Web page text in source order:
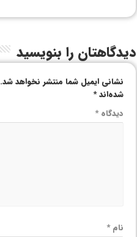
دیدگاهتان را بنویسید
نشانی ایمیل شما منتشر نخواهد شد.
شده‌اند*
دیدگاه*
نام*